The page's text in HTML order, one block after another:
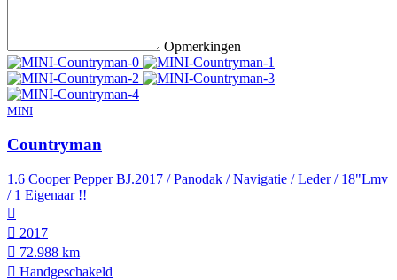
Opmerkingen
MINI
Countryman
1.6 Cooper Pepper BJ.2017 / Panodak / Navigatie / Leder / 18"Lmv
/ 1 Eigenaar !!
2017
72.988 km
Hand­geschakeld